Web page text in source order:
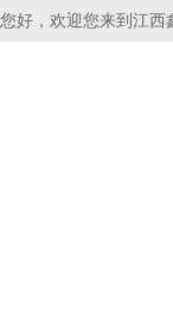
您好，欢迎您来到江西